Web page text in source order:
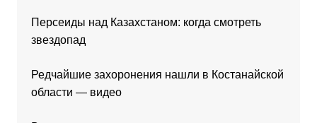
Персеиды над Казахстаном: когда смотреть
звездопад
Редчайшие захоронения нашли в Костанайской
области — видео